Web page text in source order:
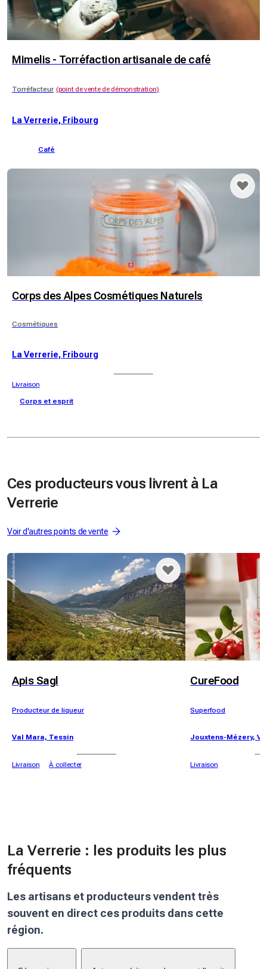
Mimelis - Torréfaction artisanale de café
Torréfacteur (point de vente de démonstration)
La Verrerie, Fribourg
Café
Corps des Alpes Cosmétiques Naturels
Cosmétiques
La Verrerie, Fribourg
Livraison
Corps et esprit
Ces producteurs vous livrent à La
Verrerie
Voir d'autres points de vente
Apis Sagl
Producteur de liqueur
Val Mara, Tessin
Livraison À collecter
CureFood
Superfood
Jouxtens-Mézery,
Livraison
La Verrerie : les produits les plus
fréquents
Les artisans et producteurs vendent très
souvent en direct ces produits dans cette
région.